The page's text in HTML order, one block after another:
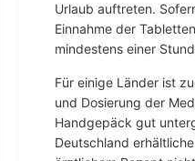
Urlaub auftreten.
Einnahme der
mindestens einer
Für einige Länder ist
und Dosierung der
Handgepäck gut
Deutschland